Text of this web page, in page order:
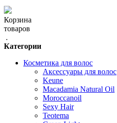
Корзина
товаров
.
Категории
Косметика для волос
Аксессуары для волос
Keune
Macadamia Natural Oil
Moroccanoil
Sexy Hair
Teotema